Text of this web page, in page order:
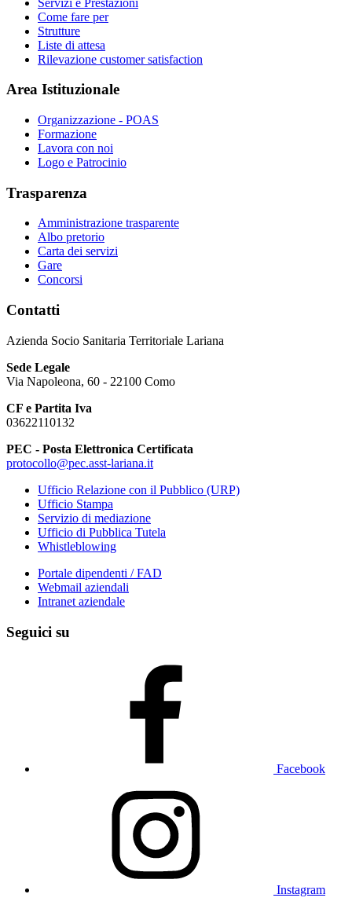
Come fare per
Strutture
Liste di attesa
Rilevazione customer satisfaction
Area Istituzionale
Organizzazione - POAS
Formazione
Lavora con noi
Logo e Patrocinio
Trasparenza
Amministrazione trasparente
Albo pretorio
Carta dei servizi
Gare
Concorsi
Contatti
Azienda Socio Sanitaria Territoriale Lariana
Sede Legale
Via Napoleona, 60 - 22100 Como
CF e Partita Iva
03622110132
PEC - Posta Elettronica Certificata
protocollo@pec.asst-lariana.it
Ufficio Relazione con il Pubblico (URP)
Ufficio Stampa
Servizio di mediazione
Ufficio di Pubblica Tutela
Whistleblowing
Portale dipendenti / FAD
Webmail aziendali
Intranet aziendale
Seguici su
Facebook
Instagram